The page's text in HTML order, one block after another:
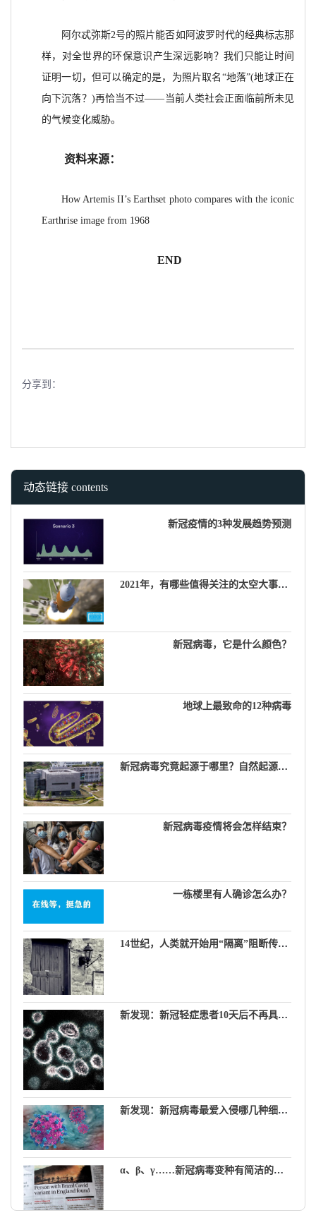
阿尔忒弥斯2号的照片能否如阿波罗时代的经典标志那
样，对全世界的环保意识产生深远影响？我们只能让时间
证明一切，但可以确定的是，为照片取名“地落”(地球正在
向下沉落？)再恰当不过——当前人类社会正面临前所未见
的气候变化威胁。
资料来源：
How Artemis II’s Earthset photo compares with the iconic
Earthrise image from 1968
END
分享到：
动态链接 contents
新冠疫情的3种发展趋势预测
2021年，有哪些值得关注的太空大事件？
新冠病毒，它是什么颜色？
地球上最致命的12种病毒
新冠病毒究竟起源于哪里？自然起源说，生物武器说，实验室泄漏说……
新冠病毒疫情将会怎样结束？
一栋楼里有人确诊怎么办？
14世纪，人类就开始用“隔离”阻断传染病
新发现：新冠轻症患者10天后不再具有传染性
新发现：新冠病毒最爱入侵哪几种细胞？
α、β、γ……新冠病毒变种有简洁的新名字了